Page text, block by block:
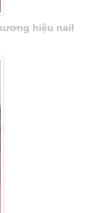
hiệu nail